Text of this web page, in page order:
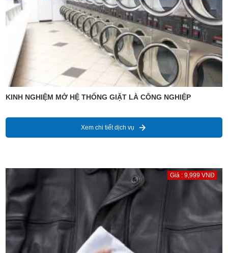
KINH NGHIỆM MỞ HỆ THỐNG GIẶT LÀ CÔNG NGHIỆP
Xem chi tiết dịch vụ
Giá : 9,999 VNĐ